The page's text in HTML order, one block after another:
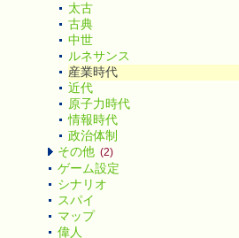
太古
古典
中世
ルネサンス
産業時代
近代
原子力時代
情報時代
政治体制
その他 (2)
ゲーム設定
シナリオ
スパイ
マップ
偉人